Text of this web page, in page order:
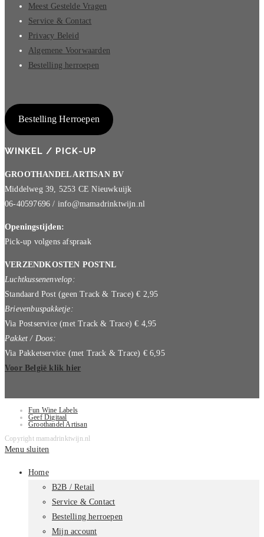
Meest Gestelde Vragen
Service & Contact
Privacy Beleid
Algemene Voorwaarden
Bestelling herroepen
Bestelling Herroepen
WINKEL / PICK-UP
GROOTHANDEL ARTISAN BV
Middelweg 39, 5253 CE Nieuwkuijk
06-40597696 / info@mamadrinktwijn.nl
Openingstijden:
Pick-up volgens afspraak
VERZENDKOSTEN POSTNL
Luchtkussenenvelop:
Standaard Post (geen Track & Trace) € 2,95
Brievenbuspakketje:
Via Postservice (met Track & Trace) € 4,95
Pakket / Doos:
Via Pakketservice (met Track & Trace) € 6,95
Voor België klik hier
Fun Wine Labels
Geef Digitaal
Groothandel Artisan
Copyright mamadrinktwijn.nl
Menu sluiten
Home
B2B / Retail
Service & Contact
Bestelling herroepen
Mijn account